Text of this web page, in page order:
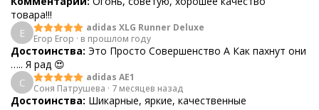
товара!!!
Е
adidas XLG Runner Deluxe
Егор Егор · в прошлом году
Достоинства: Это Просто Совершенство А Как пахнут они
….. Я рад 😍
С
adidas AE1
Соня Патрушева · 7 месяцев назад
Достоинства: Шикарные, яркие, качественные